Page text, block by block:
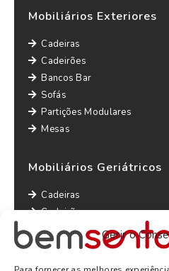
Gerir o
Mobiliários Exteriores
Cadeiras
Cadeirões
Bancos Bar
Sofás
Partições Modulares
Mesas
Mobiliários Geriátricos
Cadeiras
Cadeirões
Maples
Sofás